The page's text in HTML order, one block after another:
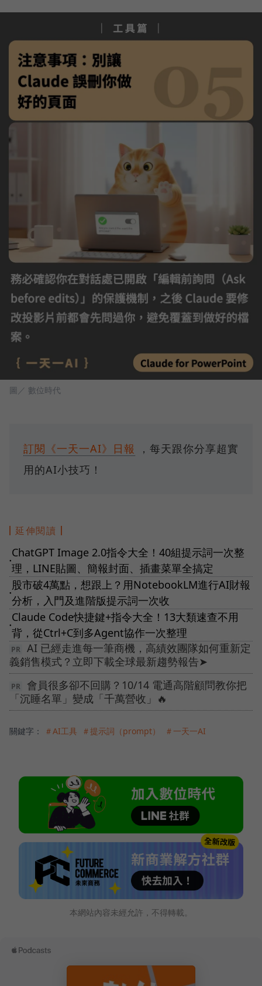
圖／ 數位時代
訂閱《一天一AI》日報
，每天跟你分享超實
用的AI小技巧！
延伸閱讀
●
ChatGPT Image 2.0指令大全！40組提示詞一次整
理，LINE貼圖、簡報封面、插畫菜單全搞定
●
股市破4萬點，想跟上？用NotebookLM進行AI財報
分析，入門及進階版提示詞一次收
●
Claude Code快捷鍵+指令大全！13大類速查不用
背，從Ctrl+C到多Agent協作一次整理
AI 已經走進每一筆商機，高績效團隊如何重新定
義銷售模式？立即下載全球最新趨勢報告➤
會員很多卻不回購？10/14 電通高階顧問教你把
「沉睡名單」變成「千萬營收」🔥
關鍵字： ＃AI工具 ＃提示詞（prompt） ＃一天一AI
本網站內容未經允許，不得轉載。